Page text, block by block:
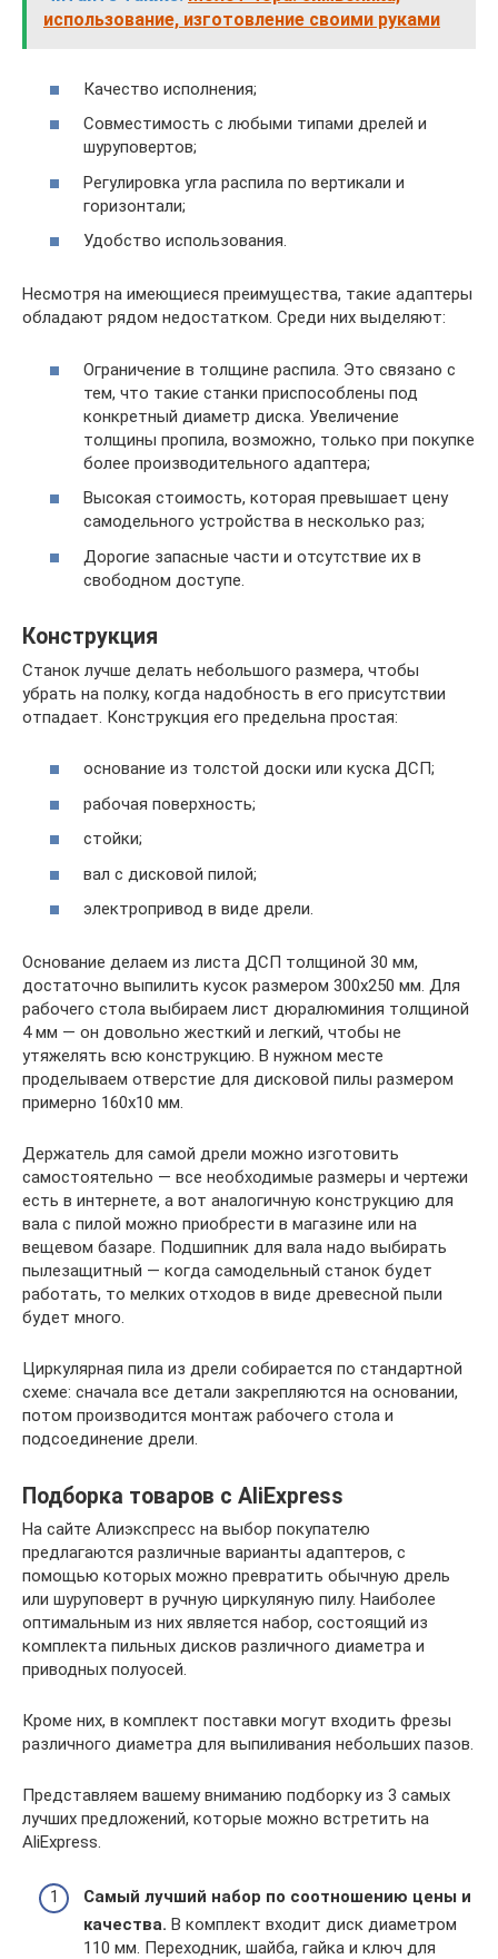
использование, изготовление своими руками
Качество исполнения;
Совместимость с любыми типами дрелей и
шуруповертов;
Регулировка угла распила по вертикали и
горизонтали;
Удобство использования.
Несмотря на имеющиеся преимущества, такие адаптеры
обладают рядом недостатком. Среди них выделяют:
Ограничение в толщине распила. Это связано с
тем, что такие станки приспособлены под
конкретный диаметр диска. Увеличение
толщины пропила, возможно, только при покупке
более производительного адаптера;
Высокая стоимость, которая превышает цену
самодельного устройства в несколько раз;
Дорогие запасные части и отсутствие их в
свободном доступе.
Конструкция
Станок лучше делать небольшого размера, чтобы
убрать на полку, когда надобность в его присутствии
отпадает. Конструкция его предельна простая:
основание из толстой доски или куска ДСП;
рабочая поверхность;
стойки;
вал с дисковой пилой;
электропривод в виде дрели.
Основание делаем из листа ДСП толщиной 30 мм,
достаточно выпилить кусок размером 300х250 мм. Для
рабочего стола выбираем лист дюралюминия толщиной
4 мм — он довольно жесткий и легкий, чтобы не
утяжелять всю конструкцию. В нужном месте
проделываем отверстие для дисковой пилы размером
примерно 160х10 мм.
Держатель для самой дрели можно изготовить
самостоятельно — все необходимые размеры и чертежи
есть в интернете, а вот аналогичную конструкцию для
вала с пилой можно приобрести в магазине или на
вещевом базаре. Подшипник для вала надо выбирать
пылезащитный — когда самодельный станок будет
работать, то мелких отходов в виде древесной пыли
будет много.
Циркулярная пила из дрели собирается по стандартной
схеме: сначала все детали закрепляются на основании,
потом производится монтаж рабочего стола и
подсоединение дрели.
Подборка товаров с AliExpress
На сайте Алиэкспресс на выбор покупателю
предлагаются различные варианты адаптеров, с
помощью которых можно превратить обычную дрель
или шуруповерт в ручную циркуляную пилу. Наиболее
оптимальным из них является набор, состоящий из
комплекта пильных дисков различного диаметра и
приводных полуосей.
Кроме них, в комплект поставки могут входить фрезы
различного диаметра для выпиливания небольших пазов.
Представляем вашему вниманию подборку из 3 самых
лучших предложений, которые можно встретить на
AliExpress.
Самый лучший набор по соотношению цены и
качества. В комплект входит диск диаметром
110 мм. Переходник, шайба, гайка и ключ для